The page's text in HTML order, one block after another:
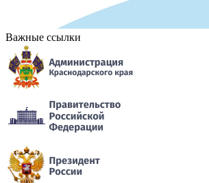
Важные ссылки